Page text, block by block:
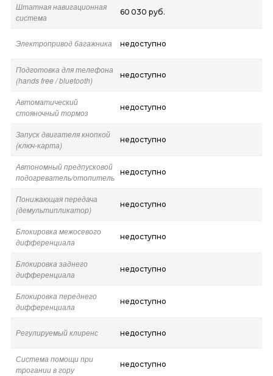
Штатная навигационная
система
60 030 руб.
Электропривод багажника недоступно
Подготовка для телефона
(hands free / bluetooth)
недоступно
Автоматический
стояночный тормоз
недоступно
Запуск двигателя кнопкой
(ключ-карта)
недоступно
Автономный предпусковой
подогреватель/отопитель
недоступно
Понижающая передача
(демультипликатор)
недоступно
Блокировка межосевого
дифференциала
недоступно
Блокировка заднего
дифференциала
недоступно
Блокировка переднего
дифференциала
недоступно
Регулируемый клиренс недоступно
Система помощи при
трогании в гору
недоступно